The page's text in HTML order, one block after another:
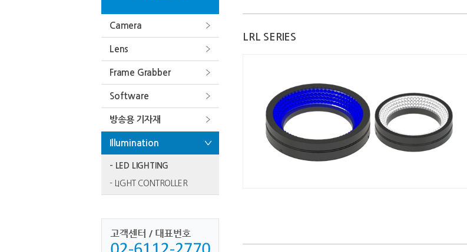
Camera
Lens
Frame Grabber
Software
방송용 기자재
Illumination
- LED LIGHTING
- LIGHT CONTROLLER
LRL SERIES